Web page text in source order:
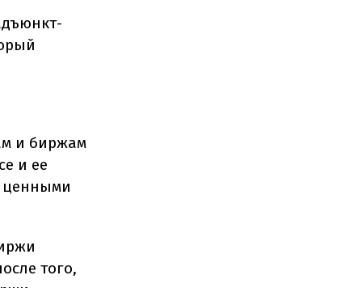
и биржам
и ее
ценными
того,